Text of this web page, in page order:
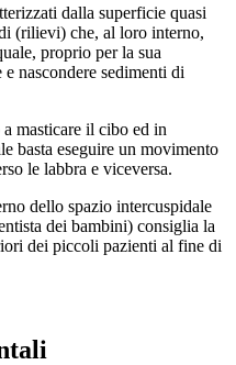
dalla superficie quasi
(rilievi) che, al loro interno,
proprio per la sua
nascondere sedimenti di
masticare il cibo ed in
basta eseguire un movimento
le labbra e viceversa.
dello spazio intercuspidale
dei bambini) consiglia la
dei piccoli pazienti al fine di